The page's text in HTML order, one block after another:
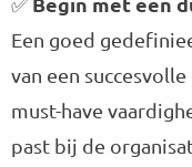
e
-
a
i
r
s
D
o
l
Een goed
van een
must-have
past bij de